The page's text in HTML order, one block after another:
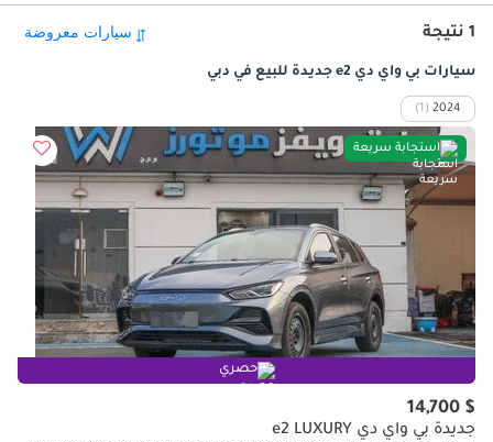
1 نتيجة
سيارات بي واي دي e2 جديدة للبيع في دبي
2024
(1)
استجابة سريعة
حصري
$ 14,700
جديدة بي واي دي e2 LUXURY